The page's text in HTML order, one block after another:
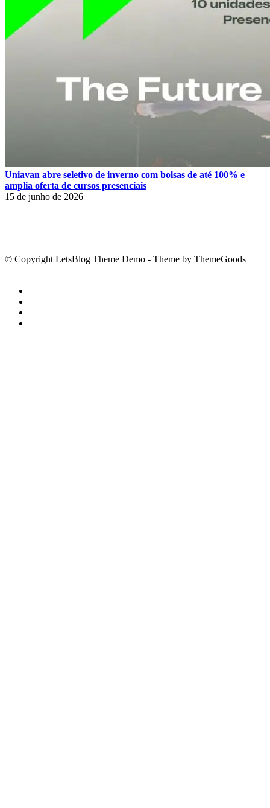
Uniavan abre seletivo de inverno com bolsas de até 100% e
amplia oferta de cursos presenciais
15 de junho de 2026
© Copyright LetsBlog Theme Demo - Theme by ThemeGoods